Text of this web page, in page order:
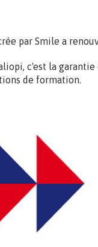
par Smile a
c'est la
de formation.